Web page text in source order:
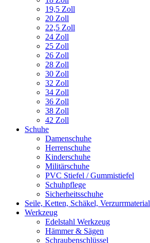
19,5 Zoll
20 Zoll
22,5 Zoll
24 Zoll
25 Zoll
26 Zoll
28 Zoll
30 Zoll
32 Zoll
34 Zoll
36 Zoll
38 Zoll
42 Zoll
Schuhe
Damenschuhe
Herrenschuhe
Kinderschuhe
Militärschuhe
PVC Stiefel / Gummistiefel
Schuhpflege
Sicherheitsschuhe
Seile, Ketten, Schäkel, Verzurrmaterial
Werkzeug
Edelstahl Werkzeug
Hämmer & Sägen
Schraubenschlüssel